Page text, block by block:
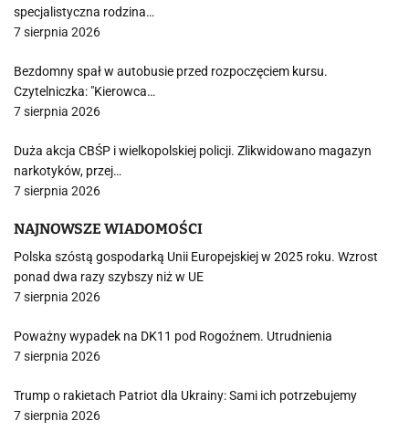
specjalistyczna rodzina…
7 sierpnia 2026
Bezdomny spał w autobusie przed rozpoczęciem kursu.
Czytelniczka: "Kierowca…
7 sierpnia 2026
Duża akcja CBŚP i wielkopolskiej policji. Zlikwidowano magazyn
narkotyków, przej…
7 sierpnia 2026
NAJNOWSZE WIADOMOŚCI
Polska szóstą gospodarką Unii Europejskiej w 2025 roku. Wzrost
ponad dwa razy szybszy niż w UE
7 sierpnia 2026
Poważny wypadek na DK11 pod Rogoźnem. Utrudnienia
7 sierpnia 2026
Trump o rakietach Patriot dla Ukrainy: Sami ich potrzebujemy
7 sierpnia 2026